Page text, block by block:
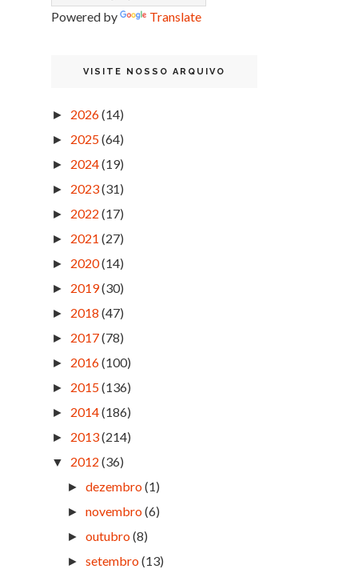
Powered by Translate
VISITE NOSSO ARQUIVO
► 2026(14)
► 2025(64)
► 2024(19)
► 2023(31)
► 2022 (17)
► 2021 (27)
► 2020(14)
► 2019(30)
► 2018 (47)
► 2017(78)
► 2016(100)
► 2015(136)
► 2014(186)
► 2013(214)
▼ 2012 (36)
►dezembro(1)
►novembro(6)
►outubro(8)
►setembro(13)